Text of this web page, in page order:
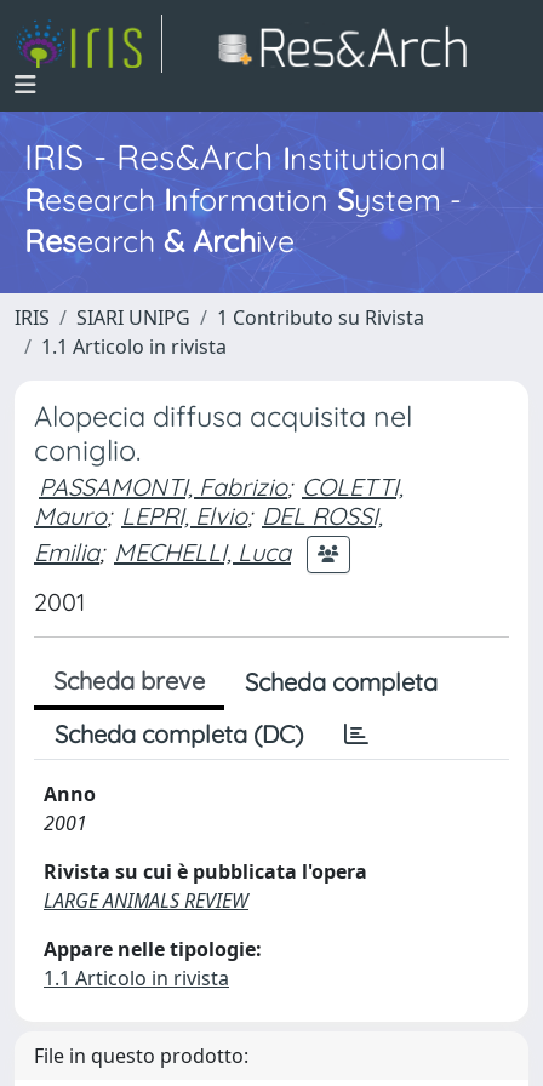
IRIS - Res&ArchInstitutional
Research InformationSystem -
Research & Archive
IRIS SIARI UNIPG
1 Contributo su Rivista
1.1 Articolo in rivista
Alopecia diffusa acquisita nel
coniglio.
PASSAMONTI, Fabrizio; COLETTI,
Mauro; LEPRI, Elvio; DEL ROSSI,
Emilia; MECHELLI, Luca
2001
Scheda breve
Scheda completa
Scheda completa (DC)
Anno
2001
Rivista su cui è pubblicata l'opera
LARGE ANIMALS REVIEW
Appare nelle tipologie:
1.1 Articolo in rivista
File in questo prodotto: